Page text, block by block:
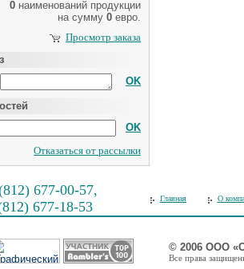
0 наименований продукции
на сумму 0 евро.
Просмотр заказа
OK
OK
Отказаться от рассылки
677-00-57,
677-18-53
Главная О
© 2006 ООО
Все права